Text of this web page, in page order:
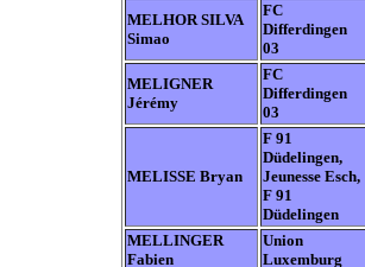
MELHOR SILVA
Simao
FC
Differdingen
03
MELIGNER
Jérémy
FC
Differdingen
03
MELISSE Bryan
F 91
Düdelingen,
Jeunesse Esch,
F 91
Düdelingen
MELLINGER
Fabien
Union
Luxemburg